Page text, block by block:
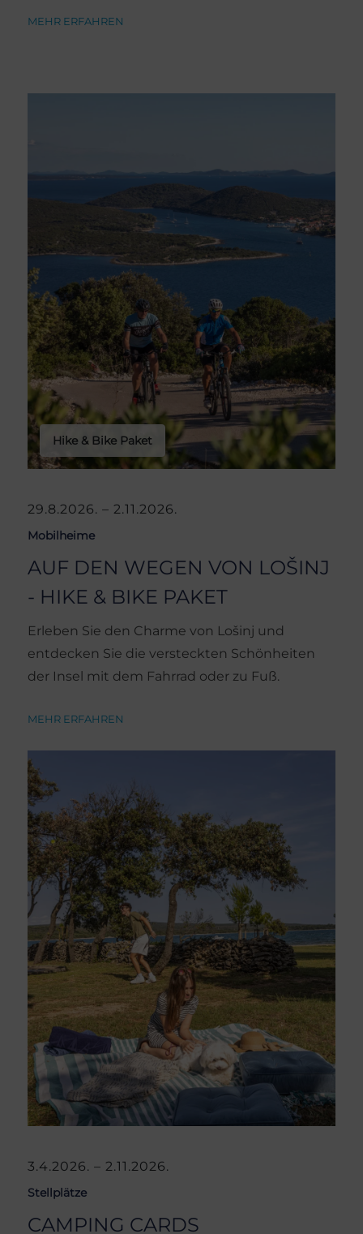
MEHR ERFAHREN
Hike & Bike Paket
29.8.2026. – 2.11.2026.
Mobilheime
AUF DEN WEGEN VON LOŠINJ
- HIKE & BIKE PAKET
Erleben Sie den Charme von Lošinj und
entdecken Sie die versteckten Schönheiten
der Insel mit dem Fahrrad oder zu Fuß.
MEHR ERFAHREN
3.4.2026. – 2.11.2026.
Stellplätze
CAMPING CARDS